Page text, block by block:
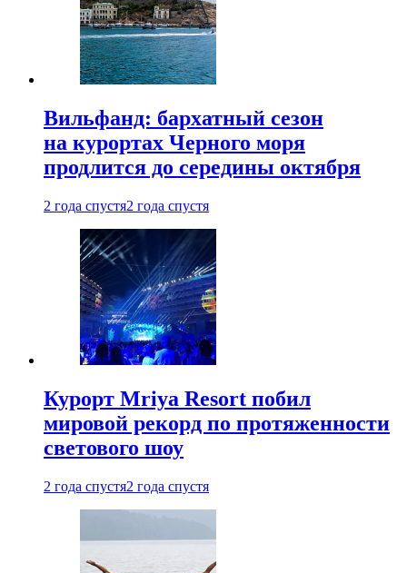
Вильфанд: бархатный сезон
на курортах Черного моря
продлится до середины октября
2 года спустя2 года спустя
Курорт Mriya Resort побил
мировой рекорд по протяженности
светового шоу
2 года спустя2 года спустя